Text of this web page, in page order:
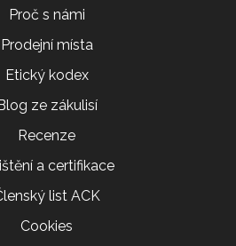
Proč s námi
Prodejní místa
Etický kodex
ze zákulisí
Recenze
a certifikace
list ACK
Cookies